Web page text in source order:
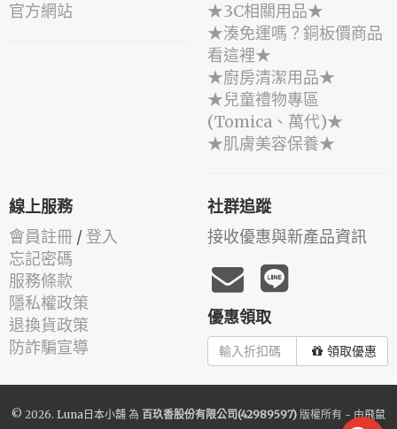
官方網站
★3C相關用品★
★湊免運嗎？銅板價商品
看這裡★
★廚房清潔用品★
★兒童禮物專區
(Tomica、萬代)★
★肌膚美容保養★
線上服務
會員註冊 / 登入
忘記密碼
服務條款
隱私權政策
退換貨政策
防詐騙宣導
社群追蹤
接收優惠與新產品資訊
優惠領取
領取優惠
© 2026. Luna日本小舖 為 百玖香股份有限公司(42989597) 版權所有 - 由飛鼠